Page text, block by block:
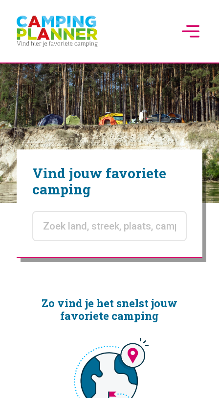
Vind jouw favoriete
camping
Zo vind je het snelst jouw
favoriete camping